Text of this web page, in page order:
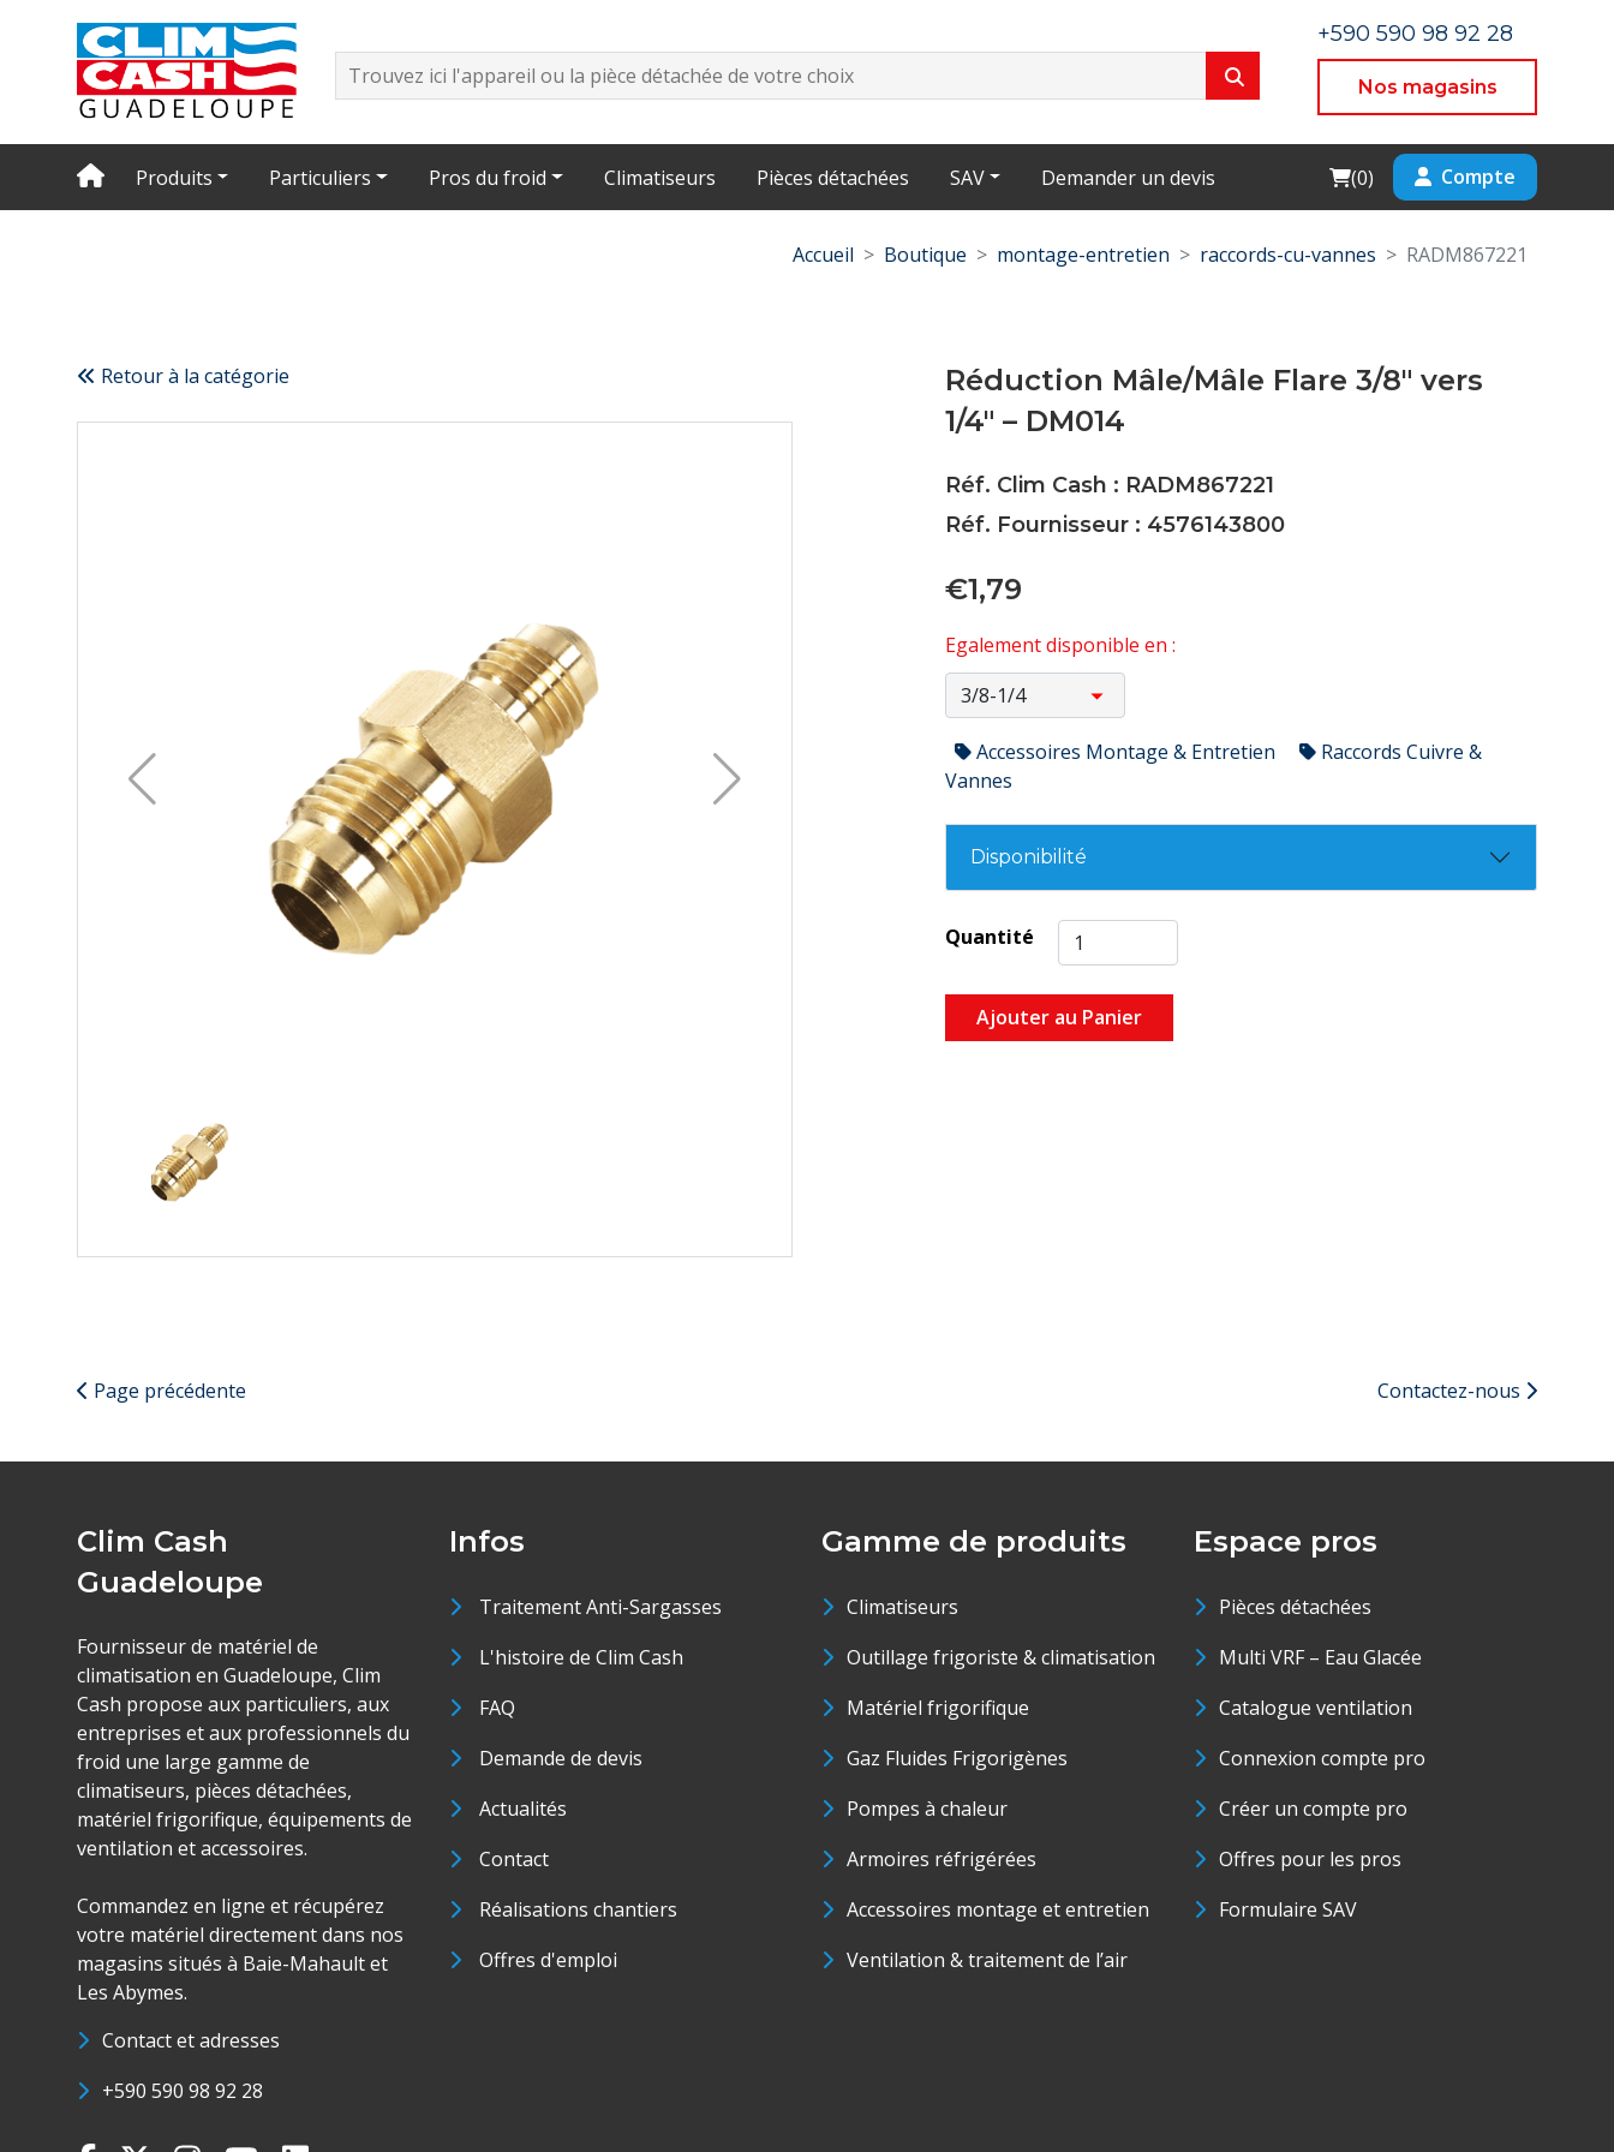
+590 590 98 92 28
Nos magasins
Produits Particuliers Pros du froid Climatiseurs Pièces détachées SAV Demander un devis Cart
(0) Compte
Accueil Boutique montage-entretien raccords-cu-vannes RADM867221
Retour à la catégorie
Réduction Mâle/Mâle Flare 3/8" vers
1/4" – DM014
Réf. Clim Cash : RADM867221
Réf. Fournisseur : 4576143800
€1,79
Egalement disponible en :
Accessoires Montage & Entretien
Raccords Cuivre &
Vannes
Disponibilité
Quantité
Ajouter au Panier
Page précédente Contactez-nous
Clim Cash
Guadeloupe
Fournisseur de matériel de
climatisation en Guadeloupe, Clim
Cash propose aux particuliers, aux
entreprises et aux professionnels du
froid une large gamme de
climatiseurs, pièces détachées,
matériel frigorifique, équipements de
ventilation et accessoires.
Commandez en ligne et récupérez
votre matériel directement dans nos
magasins situés à Baie-Mahault et
Les Abymes.
Contact et adresses
+590 590 98 92 28
Infos
Traitement Anti-Sargasses
L'histoire de Clim Cash
FAQ
Demande de devis
Actualités
Contact
Réalisations chantiers
Offres d'emploi
Gamme de produits
Climatiseurs
Outillage frigoriste & climatisation
Matériel frigorifique
Gaz Fluides Frigorigènes
Pompes à chaleur
Armoires réfrigérées
Accessoires montage et entretien
Ventilation & traitement de l’air
Espace pros
Pièces détachées
Multi VRF – Eau Glacée
Catalogue ventilation
Connexion compte pro
Créer un compte pro
Offres pour les pros
Formulaire SAV